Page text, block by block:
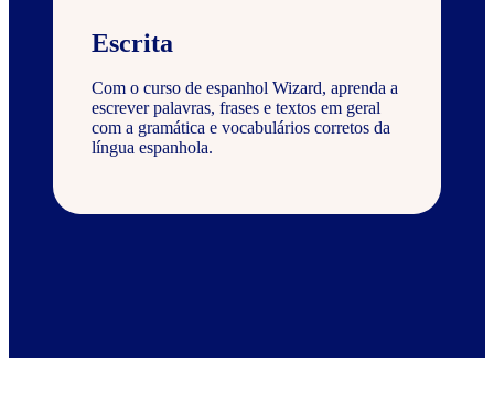
Escrita
Com o curso de espanhol Wizard, aprenda a
escrever palavras, frases e textos em geral
com a gramática e vocabulários corretos da
língua espanhola.